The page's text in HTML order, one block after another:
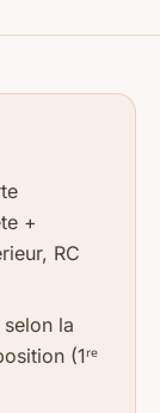
+
RC
la
(1ʳᵉ